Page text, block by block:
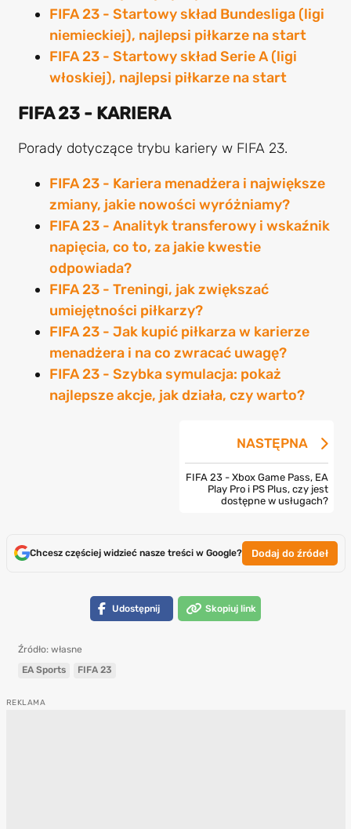
FIFA 23 - Startowy skład Bundesliga (ligi
niemieckiej), najlepsi piłkarze na start
FIFA 23 - Startowy skład Serie A (ligi
włoskiej), najlepsi piłkarze na start
FIFA 23 - KARIERA
Porady dotyczące trybu kariery w FIFA 23.
FIFA 23 - Kariera menadżera i największe
zmiany, jakie nowości wyróżniamy?
FIFA 23 - Analityk transferowy i wskaźnik
napięcia, co to, za jakie kwestie
odpowiada?
FIFA 23 - Treningi, jak zwiększać
umiejętności piłkarzy?
FIFA 23 - Jak kupić piłkarza w karierze
menadżera i na co zwracać uwagę?
FIFA 23 - Szybka symulacja: pokaż
najlepsze akcje, jak działa, czy warto?
NASTĘPNA
FIFA 23 - Xbox Game Pass, EA
Play Pro i PS Plus, czy jest
dostępne w usługach?
Chcesz częściej widzieć nasze treści w Google? Dodaj do źródeł
Udostępnij Skopiuj link
Źródło: własne
EA Sports
FIFA 23